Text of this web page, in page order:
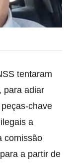
tentaram
para adiar
chave
a
comissão
a partir de